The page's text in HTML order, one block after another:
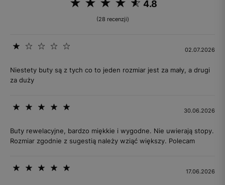
4.8
(28 recenzji)
02.07.2026
Niestety buty są z tych co to jeden rozmiar jest za mały, a drugi
za duży
30.06.2026
Buty rewelacyjne, bardzo miękkie i wygodne. Nie uwierają stopy.
Rozmiar zgodnie z sugestią należy wziąć większy. Polecam
17.06.2026